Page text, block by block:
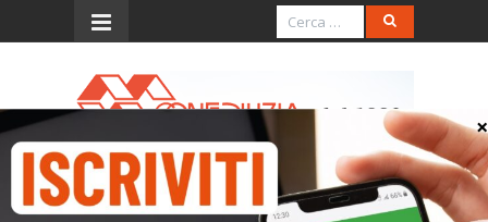
Menu